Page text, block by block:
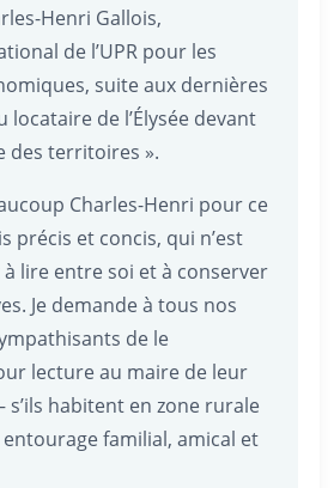
Henri Gallois,
de l’UPR pour les
suite aux dernières
locataire de l’Élysée devant
des territoires ».
Charles-Henri pour ce
précis et concis, qui n’est
lire entre soi et à conserver
Je demande à tous nos
de le
lecture au maire de leur
s’ils habitent en zone rurale
familial, amical et